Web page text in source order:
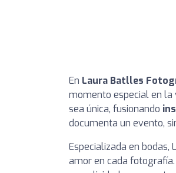
En Laura Batlles
momento especial en la
sea única, fusionando
documenta un evento,
Especializada en bodas,
amor en cada